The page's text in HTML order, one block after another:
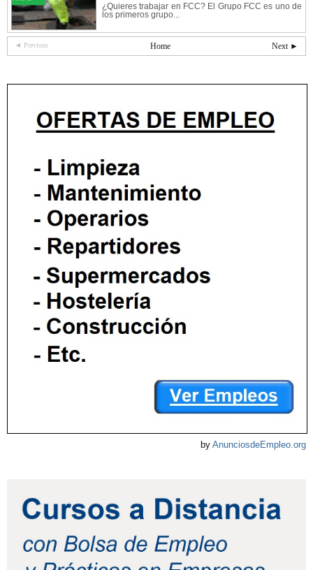
¿Quieres trabajar en FCC? El Grupo FCC es uno de
los primeros grupo...
◄ Previous Next ►
Home
by AnunciosdeEmpleo.org